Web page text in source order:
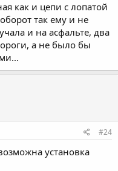
как и цепи с лопатой
так ему и не
и на асфальте, два
а не было бы
#24
установка